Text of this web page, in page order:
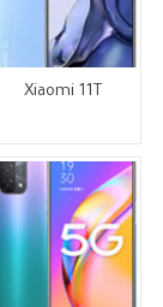
Xiaomi 11T